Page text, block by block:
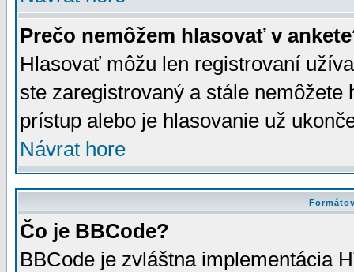
Prečo nemôžem hlasovať v
Hlasovať môžu len registrovaní
ste zaregistrovaný a stále
prístup alebo je hlasovanie už
Návrat hore
Čo je BBCode?
BBCode je zvláštna implementácia